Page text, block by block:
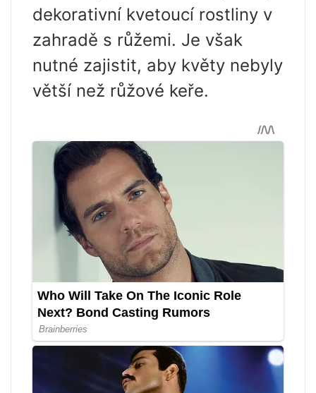
dekorativní kvetoucí rostliny v
zahradě s růžemi. Je však
nutné zajistit, aby květy nebyly
větší než růžové keře.